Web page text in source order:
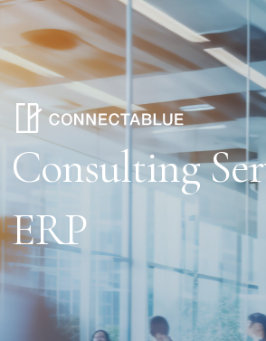
Consulting
ERP